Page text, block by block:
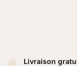
Livraison